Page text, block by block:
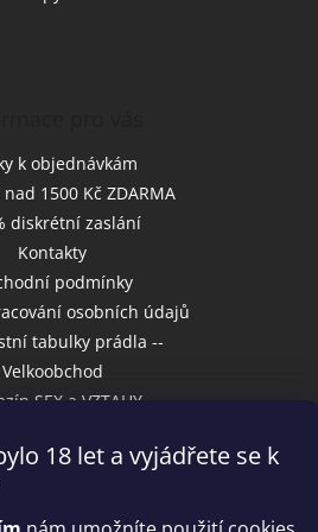
18 let a vyjádřete se k
k objednávkám
1500 Kč ZDARMA
diskrétní zaslání
Kontakty
podmínky
osobních údajů
tabulky prádla --
Velkoobchod
SEX a VZTAHY